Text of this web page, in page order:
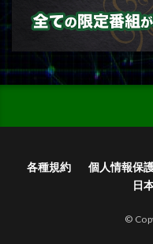
各種規約 個人情報保
日
©